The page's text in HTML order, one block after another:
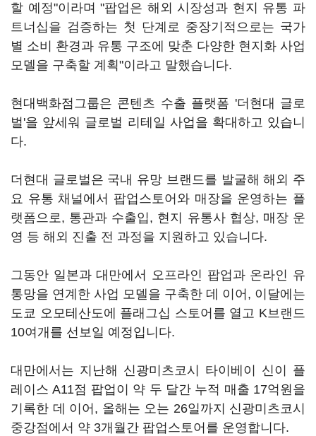
할 예정"이라며 "팝업은 해외 시장성과 현지 유통 파
트너십을 검증하는 첫 단계로 중장기적으로는 국가
별 소비 환경과 유통 구조에 맞춘 다양한 현지화 사업
모델을 구축할 계획"이라고 말했습니다.
현대백화점그룹은 콘텐츠 수출 플랫폼 '더현대 글로
벌'을 앞세워 글로벌 리테일 사업을 확대하고 있습니
다.
더현대 글로벌은 국내 유망 브랜드를 발굴해 해외 주
요 유통 채널에서 팝업스토어와 매장을 운영하는 플
랫폼으로, 통관과 수출입, 현지 유통사 협상, 매장 운
영 등 해외 진출 전 과정을 지원하고 있습니다.
그동안 일본과 대만에서 오프라인 팝업과 온라인 유
통망을 연계한 사업 모델을 구축한 데 이어, 이달에는
도쿄 오모테산도에 플래그십 스토어를 열고 K브랜드
10여개를 선보일 예정입니다.
대만에서는 지난해 신광미츠코시 타이베이 신이 플
레이스 A11점 팝업이 약 두 달간 누적 매출 17억원을
기록한 데 이어, 올해는 오는 26일까지 신광미츠코시
중강점에서 약 3개월간 팝업스토어를 운영합니다.